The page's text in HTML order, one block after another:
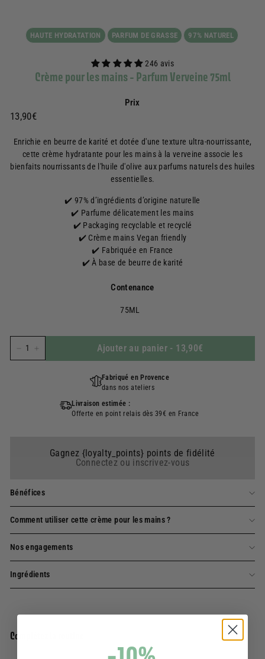
HAUTE HYDRATATION PARFUM DE GRASSE 97% NATUREL
246 avis
Crème pour les mains - Parfum Verveine 75ml
Prix
Prix
13,90€13,90€
Enrichie en beurre de karité et dotée d'une texture ultra-nourrissante,
cette crème hydratante pour les mains à la verveine associe les
bienfaits nourrissants de l'huile d'olive aux parfums naturels des huiles
essentielles.
✔️ 97% d’ingrédients d’origine naturelle
✔️ Parfume délicatement les mains
✔️ Packaging recyclable et recyclé
✔️ Crème mains Vegan friendly
✔️ Fabriquée en France
✔️ À base de beurre de karité
Contenance
75ML
Ajouter au panier - 13,90€
Fabriqué en Provence
dans nos ateliers
Livraison estimée :
Offerte en point relais dès 39€ en France
Gagnez {loyalty_points} points de fidélité
Connectez ou inscrivez-vous
Bénéfices
Comment utiliser cette crème pour les mains ?
Nos engagements
Ingrédients
Complétez la routine